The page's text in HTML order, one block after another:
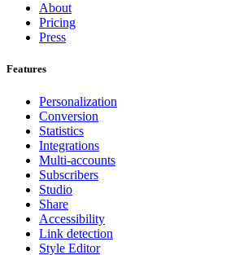
About
Pricing
Press
Features
Personalization
Conversion
Statistics
Integrations
Multi-accounts
Subscribers
Studio
Share
Accessibility
Link detection
Style Editor